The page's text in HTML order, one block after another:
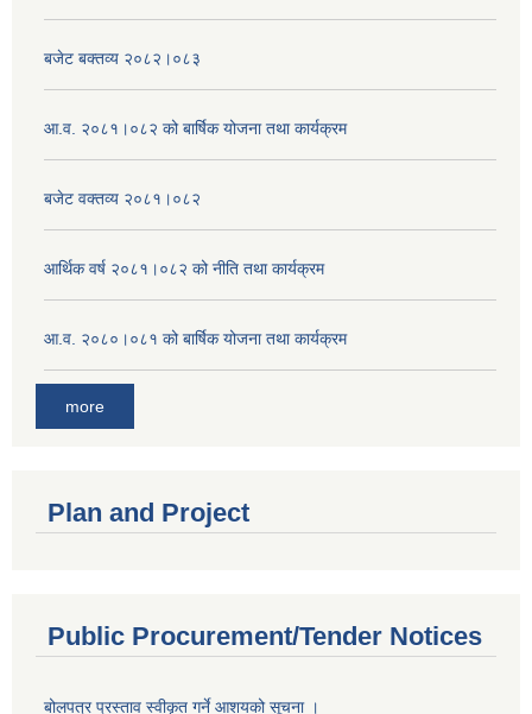
बजेट बक्तव्य २०८२।०८३
आ.व. २०८१।०८२ को बार्षिक योजना तथा कार्यक्रम
बजेट वक्तव्य २०८१।०८२
आर्थिक वर्ष २०८१।०८२ को नीति तथा कार्यक्रम
आ.व. २०८०।०८१ को बार्षिक योजना तथा कार्यक्रम
more
Plan and Project
Public Procurement/Tender Notices
बोलपत्र प्रस्ताव स्वीकृत गर्ने आशयको सूचना ।